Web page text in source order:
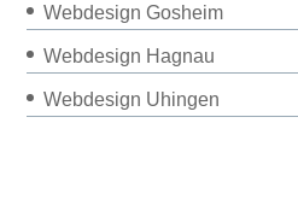
Webdesign Gosheim
Webdesign Hagnau
Webdesign Uhingen